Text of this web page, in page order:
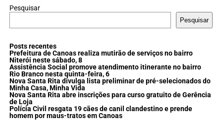
Pesquisar
Pesquisar
Posts recentes
Prefeitura de Canoas realiza mutirão de serviços no bairro
Niterói neste sábado, 8
Assistência Social promove atendimento itinerante no bairro
Rio Branco nesta quinta-feira, 6
Nova Santa Rita divulga lista preliminar de pré-selecionados do
Minha Casa, Minha Vida
Nova Santa Rita abre inscrições para curso gratuito de Gerência
de Loja
Polícia Civil resgata 19 cães de canil clandestino e prende
homem por maus-tratos em Canoas